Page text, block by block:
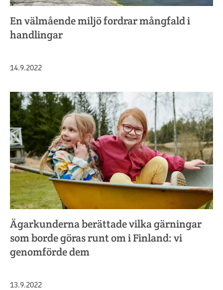
En välmående miljö fordrar mångfald i
handlingar
Julkaistu
14.9.2022
Ägarkunderna berättade vilka gärningar
som borde göras runt om i Finland: vi
genomförde dem
Julkaistu
13.9.2022